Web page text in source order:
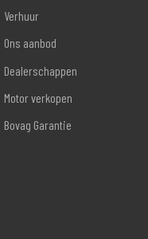
Verhuur
Ons aanbod
Dealerschappen
Motor verkopen
Bovag Garantie